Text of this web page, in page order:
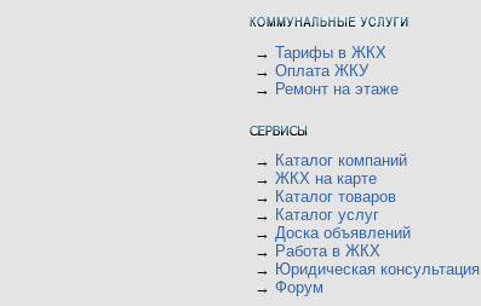
→ Тарифы в ЖКХ
→ Оплата ЖКУ
→ Ремонт на этаже
→ Каталог компаний
→ ЖКХ на карте
→ Каталог товаров
→ Каталог услуг
→ Доска объявлений
→ Работа в ЖКХ
→ Юридическая консультация
→ Форум